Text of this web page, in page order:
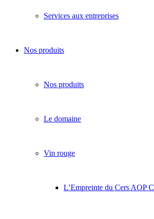
Services aux entreprises
Nos produits
Nos produits
Le domaine
Vin rouge
L’Empreinte du Cers AOP